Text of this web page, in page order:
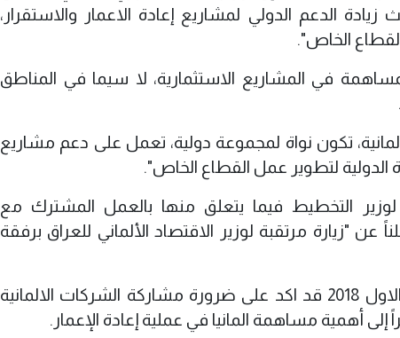
الدعم الدولي لمشاريع إعادة الاعمار والاستقرار،
الخاص".
في المشاريع الاستثمارية، لا سيما في المناطق
تكون نواة لمجموعة دولية، تعمل على دعم مشاريع
الدولية لتطوير عمل القطاع الخاص".
لوزير التخطيط فيما يتعلق منها بالعمل المشترك مع
عن "زيارة مرتقبة لوزير الاقتصاد الألماني للعراق برفقة
وكان رئيس الجمهورية برهم صالح، في 5 كانون الاول 2018 قد اكد على ضرورة مشاركة الشركات الالمانية
إلى أهمية مساهمة المانيا في عملية إعادة الإعمار.